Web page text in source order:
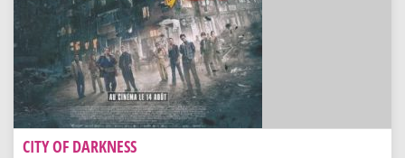
CITY OF DARKNESS